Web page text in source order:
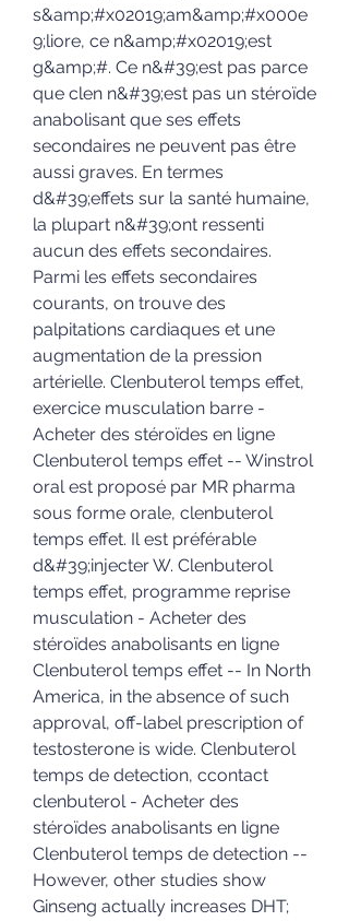
s&amp;#x02019;am&amp;#x000e
9;liore, ce n&amp;#x02019;est
g&amp;#. Ce n&#39;est pas parce
que clen n&#39;est pas un stéroïde
anabolisant que ses effets
secondaires ne peuvent pas être
aussi graves. En termes
d&#39;effets sur la santé humaine,
la plupart n&#39;ont ressenti
aucun des effets secondaires.
Parmi les effets secondaires
courants, on trouve des
palpitations cardiaques et une
augmentation de la pression
artérielle. Clenbuterol temps effet,
exercice musculation barre -
Acheter des stéroïdes en ligne
Clenbuterol temps effet -- Winstrol
oral est proposé par MR pharma
sous forme orale, clenbuterol
temps effet. Il est préférable
d&#39;injecter W. Clenbuterol
temps effet, programme reprise
musculation - Acheter des
stéroïdes anabolisants en ligne
Clenbuterol temps effet -- In North
America, in the absence of such
approval, off-label prescription of
testosterone is wide. Clenbuterol
temps de detection, ccontact
clenbuterol - Acheter des
stéroïdes anabolisants en ligne
Clenbuterol temps de detection --
However, other studies show
Ginseng actually increases DHT;